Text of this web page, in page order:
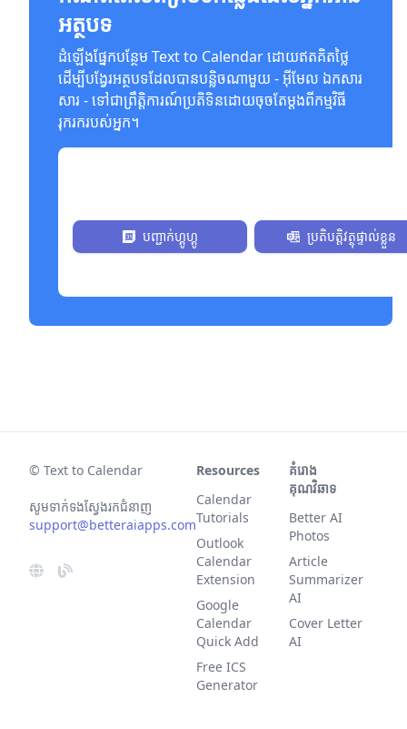
អត្ថបទ
ដំឡើងផ្នែកបន្ថែម Text to Calendar ដោយឥតគិតថ្លៃ
ដើម្បីបង្វែរអត្ថបទដែលបានបន្លិចណាមួយ - អ៊ីមែល ឯកសារ
សារ - ទៅជាព្រឹត្តិការណ៍ប្រតិទិនដោយចុចតែម្តងពីកម្មវិធី
រុករករបស់អ្នក។
បញ្ជាក់​ហ្គូហ្គូ ប្រតិបត្តិវត្ថុផ្ទាល់ខ្លួន
© Text to Calendar
សូម​ទាក់​ទង​ស្វែង​រក​ជំនាញ​
support@betteraiapps.com
Resources
Calendar
Tutorials
Outlook
Calendar
Extension
Google
Calendar
Quick Add
Free ICS
Generator
គំរោង
គុណវិឆាទ
Better AI
Photos
Article
Summarizer
AI
Cover Letter
AI